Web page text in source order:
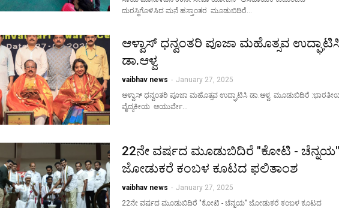
ದುರಸ್ಥಿಗೊಳಿಸಿದ ಮನೆ ಹಸ್ತಾಂತರ ಮೂಡುಬಿದಿರೆ…
ಆಳ್ವಾಸ್ ಧನ್ವಂತರಿ ಪೂಜಾ ಮಹೊತ್ಸವ
ಡಾ.ಆಳ್ವ
vaibhav news - January 27, 2025
ಆಳ್ವಾಸ್ ಧನ್ವಂತರಿ ಪೂಜಾ ಮಹೊತ್ಸವ ಉದ್ಘಾಟಿಸಿ ಡಾ.ಆಳ್ವ ಮೂಡುಬಿದಿರೆ
ವೈದ್ಯಕೀಯ ಆಯುರ್ವೇ…
22ನೇ ವರ್ಷದ ಮೂಡುಬಿದಿರೆ "ಕೋಟಿ - ಚೆನ್ನಯ"
ಜೋಡುಕರೆ ಕಂಬಳ ಕೂಟದ ಫಲಿತಾಂಶ
vaibhav news - January 27, 2025
22ನೇ ವರ್ಷದ ಮೂಡುಬಿದಿರೆ "ಕೋಟಿ - ಚೆನ್ನಯ" ಜೋಡುಕರೆ ಕಂಬಳ ಕೂಟದ